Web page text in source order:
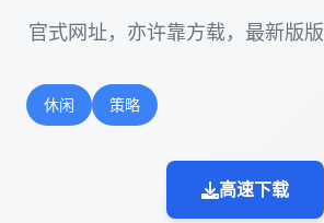
官式网址，亦许靠方载，最新版
休闲 策略
高速下载